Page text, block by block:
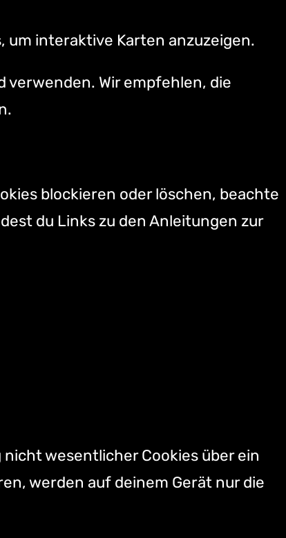
um interaktive Karten anzuzeigen.
Wir empfehlen, die
blockieren oder löschen, beachte
du Links zu den Anleitungen zur
wesentlicher Cookies über ein
werden auf deinem Gerät nur die